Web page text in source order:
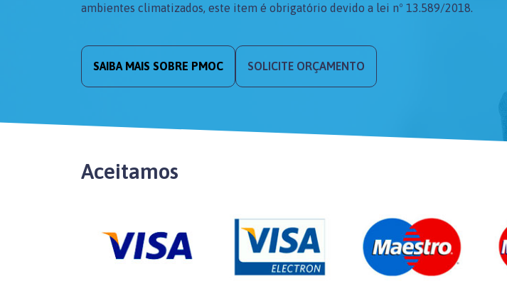
ambientes climatizados, este item é obrigatório devido a lei nº 13.589/2018.
SAIBA MAIS SOBRE PMOC SOLICITE ORÇAMENTO
Aceitamos